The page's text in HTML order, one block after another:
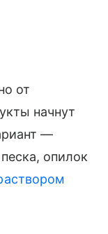
от
начнут
—
опилок